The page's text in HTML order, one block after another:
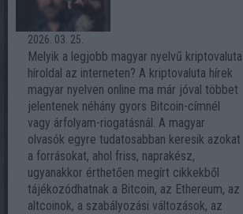
2026. 03. 25.
Melyik a legjobb magyar nyelvű kriptovaluta
híroldal az interneten? A kriptovaluta hírek
magyar nyelven online ma már jóval többet
jelentenek néhány gyors Bitcoin-címnél
vagy árfolyam-riogatásnál. A magyar
olvasók egyre tudatosabban keresik azokat
a forrásokat, ahol friss, naprakész,
ugyanakkor érthetően megírt cikkekből
tájékozódhatnak a Bitcoin, az Ethereum, az
altcoinok, a szabályozási változások, az